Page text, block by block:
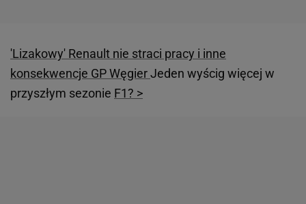
'Lizakowy' Renault nie straci pracy i inne
konsekwencje GP WęgierJeden wyścig więcej w
przyszłym sezonie F1? >